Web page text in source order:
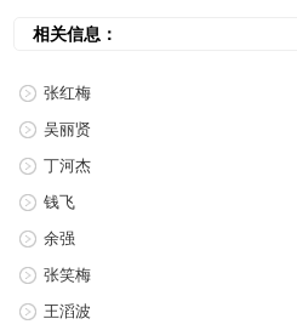
相关信息：
张红梅
吴丽贤
丁河杰
钱飞
余强
张笑梅
王滔波